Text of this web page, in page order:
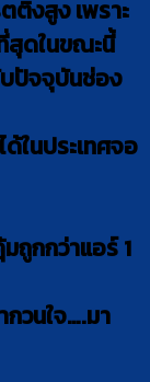
ติ้งสูง เพราะ
สุดในขณะนี้
ปัจจุบันช่อง
ในประเทศจอ
ถูกกว่าแอร์ 1
วนใจ….มา